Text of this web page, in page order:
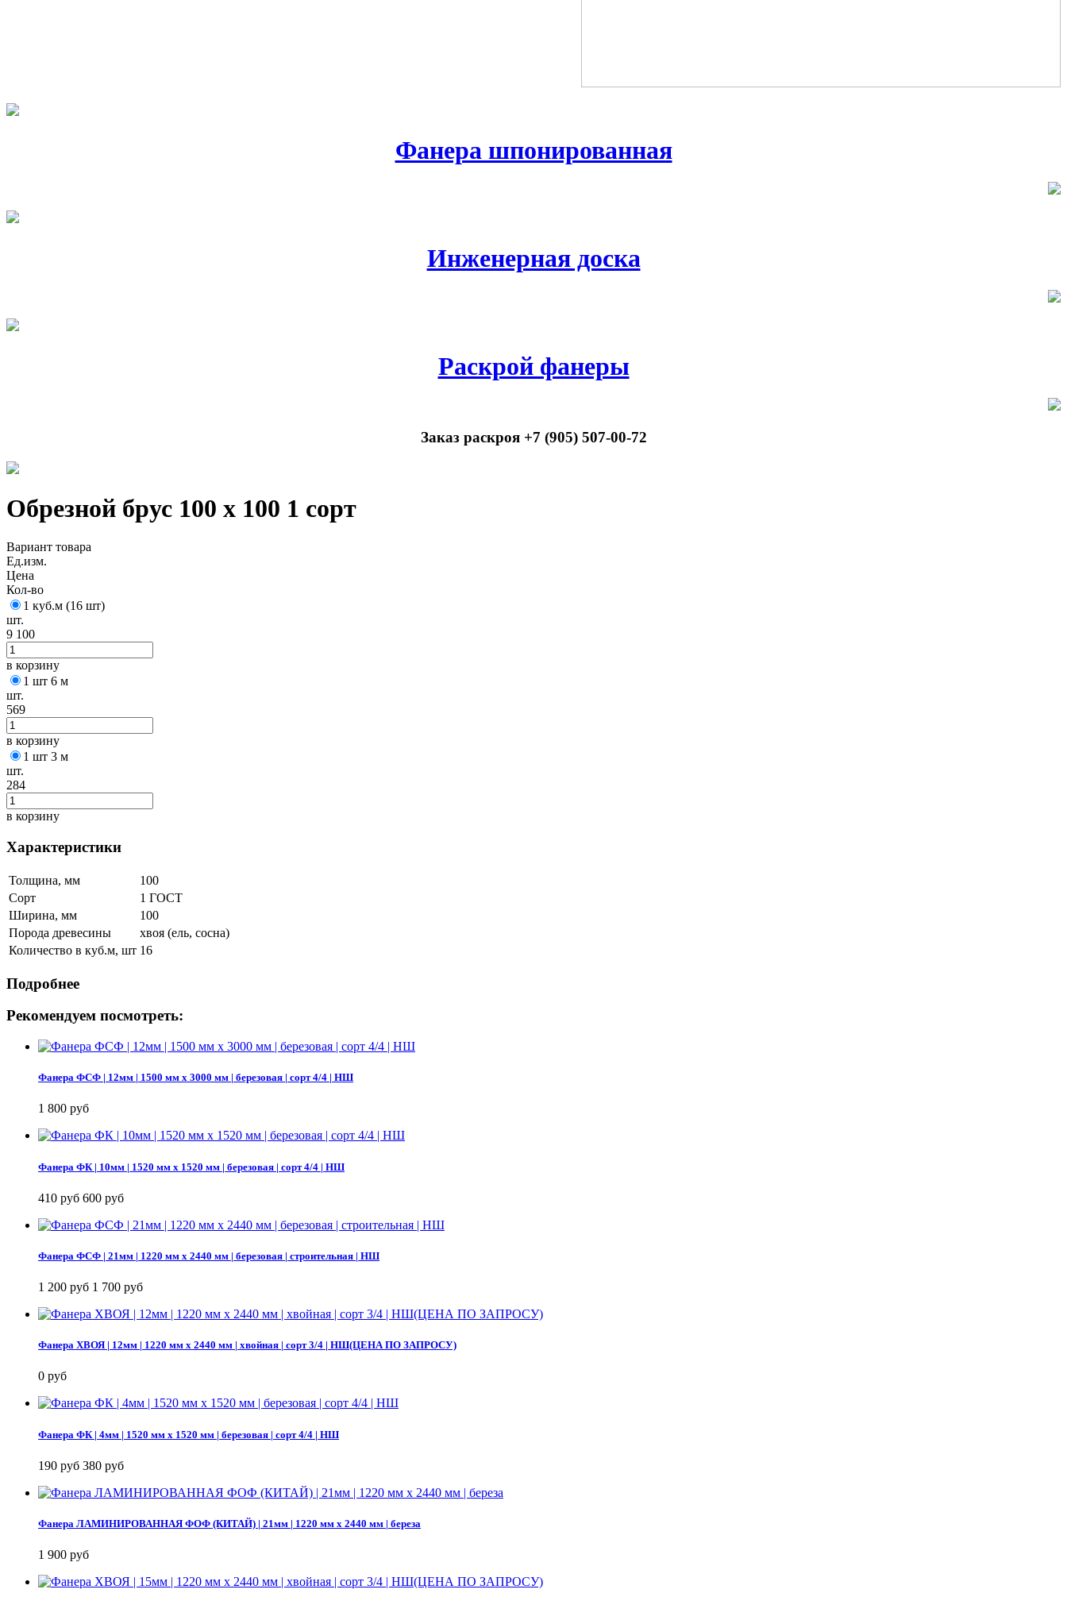
Фанера шпонированная
Инженерная доска
Раскрой фанеры
Заказ раскроя +7 (905) 507-00-72
Обрезной брус 100 х 100 1 сорт
Вариант товара
Ед.изм.
Цена
Кол-во
1 куб.м (16 шт)
шт.
9 100
в корзину
1 шт 6 м
шт.
569
в корзину
1 шт 3 м
шт.
284
в корзину
Характеристики
Толщина, мм
100
Сорт
1 ГОСТ
Ширина, мм
100
Порода древесины
хвоя (ель, сосна)
Количество в куб.м, шт 16
Подробнее
Рекомендуем посмотреть:
Фанера ФСФ | 12мм | 1500 мм х 3000 мм | березовая | сорт 4/4 | НШ
1 800 руб
Фанера ФК | 10мм | 1520 мм х 1520 мм | березовая | сорт 4/4 | НШ
410 руб 600 руб
Фанера ФСФ | 21мм | 1220 мм х 2440 мм | березовая | строительная | НШ
1 200 руб 1 700 руб
Фанера ХВОЯ | 12мм | 1220 мм х 2440 мм | хвойная | сорт 3/4 | НШ(ЦЕНА ПО ЗАПРОСУ)
0 руб
Фанера ФК | 4мм | 1520 мм х 1520 мм | березовая | сорт 4/4 | НШ
190 руб 380 руб
Фанера ЛАМИНИРОВАННАЯ ФОФ (КИТАЙ) | 21мм | 1220 мм х 2440 мм | береза
1 900 руб